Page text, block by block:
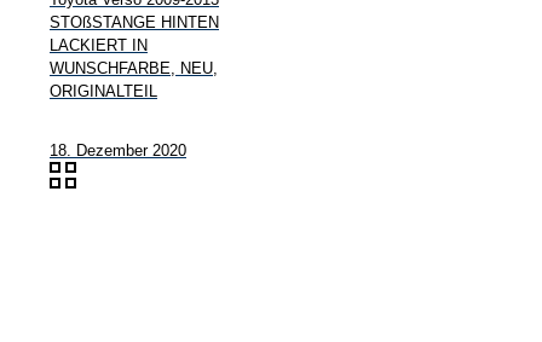
STOßSTANGE HINTEN
LACKIERT IN
WUNSCHFARBE, NEU,
ORIGINALTEIL
18. Dezember 2020